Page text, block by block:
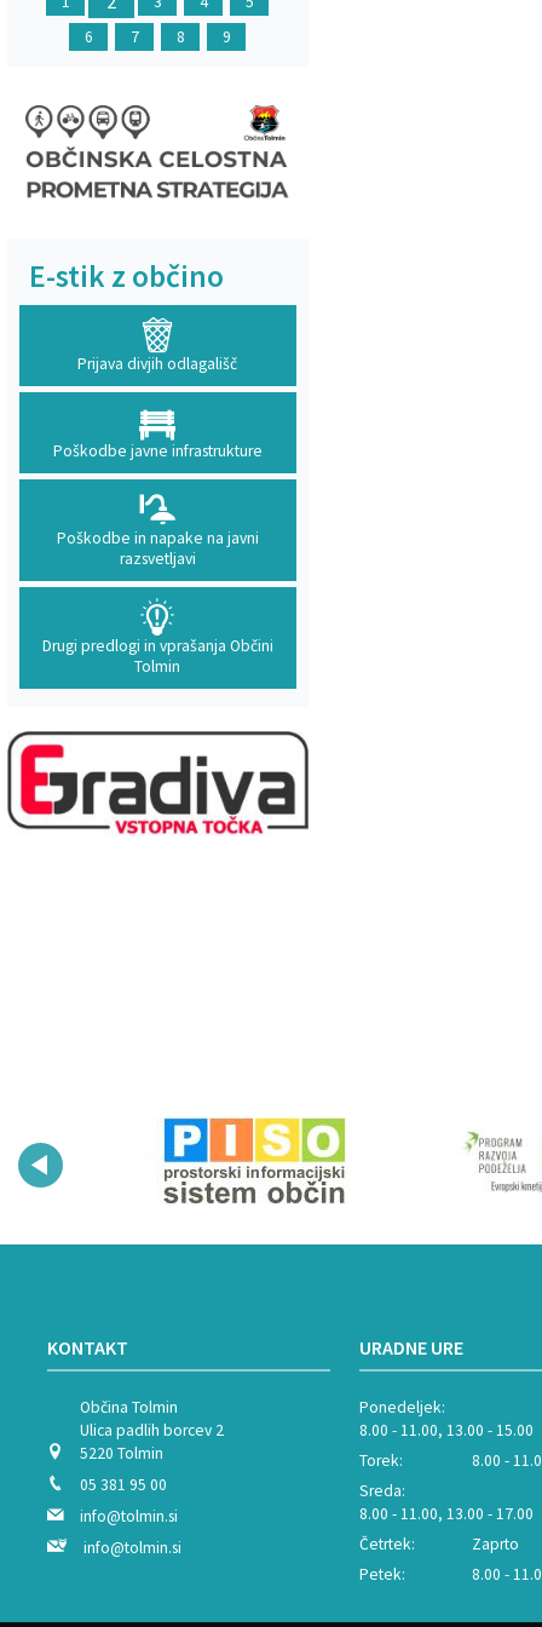
6
7 8 9
E-stik z občino
Prijava divjih odlagališč
Poškodbe javne infrastrukture
Poškodbe in napake na javni
razsvetljavi
Drugi predlogi in vprašanja Občini
Tolmin
KONTAKT
Občina Tolmin
Ulica padlih borcev 2
5220 Tolmin
05 381 95 00
info@tolmin.si
info@tolmin.si
URADNE URE
Ponedeljek:
8.00 - 11.00, 13.00 - 15.00
Torek:
8.00 -
Sreda:
8.00 - 11.00, 13.00 - 17.00
Četrtek:
Zaprto
Petek:
8.00 -